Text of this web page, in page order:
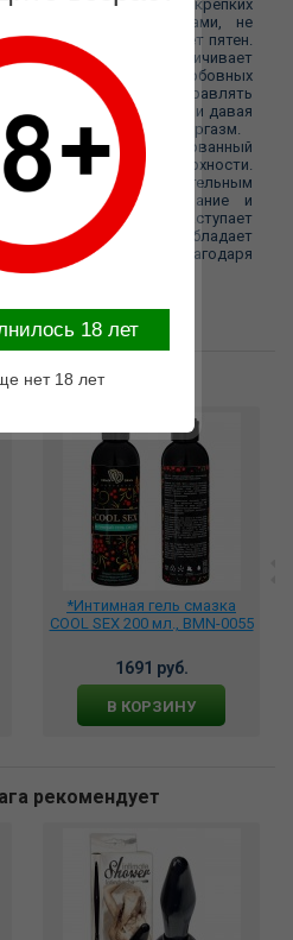
станет фундаментом крепких
с презервативами, не
не оставляет пятен.
экстрактов увеличивает
ней и длительность любовных
позволяет мужчине управлять
продлевая половой акт и давая
испытать оргазм.
спрей на эрегированный
растереть по его поверхности.
наиболее чувствительным
легкое пощипывание и
Эффект наступает
нанесения. Спрей обладает
и экономичностью, благодаря
замены
*Интимная гель смазка
COOL SEX 200 мл., BMN-0055
1691 руб.
В КОРЗИНУ
рекомендует
18 лет
нет 18 лет